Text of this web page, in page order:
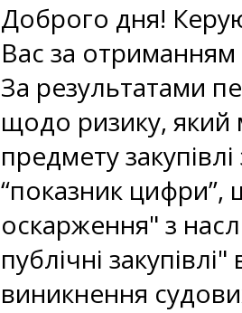
Доброго дня!
Вас за отриманням
За результатами
щодо ризику, який
предмету
“показник
оскарження" з
публічні
виникнення